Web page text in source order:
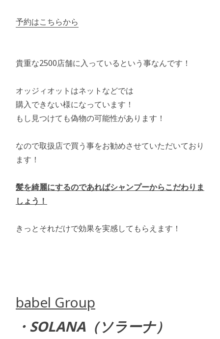
予約はこちらから
貴重な2500店舗に入っているという事なんです！
オッジィオットはネットなどでは
購入できない様になっています！
もし見つけても偽物の可能性があります！
なので取扱店で買う事をお勧めさせていただいており
ます！
髪を綺麗にするのであればシャンプーからこだわりま
しょう！
きっとそれだけで効果を実感してもらえます！
babel Group
・SOLANA（ソラーナ）